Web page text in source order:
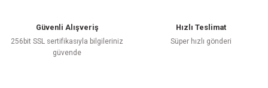
Güvenli Alışveriş
256bit SSL sertifikasıyla bilgileriniz
güvende
Hızlı Teslimat
Süper hızlı gönderi